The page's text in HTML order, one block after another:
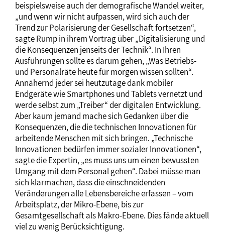
beispielsweise auch der demografische Wandel weiter,
„und wenn wir nicht aufpassen, wird sich auch der
Trend zur Polarisierung der Gesellschaft fortsetzen“,
sagte Rump in ihrem Vortrag über „Digitalisierung und
die Konsequenzen jenseits der Technik“. In Ihren
Ausführungen sollte es darum gehen, „Was Betriebs-
und Personalräte heute für morgen wissen sollten“.
Annähernd jeder sei heutzutage dank mobiler
Endgeräte wie Smartphones und Tablets vernetzt und
werde selbst zum „Treiber“ der digitalen Entwicklung.
Aber kaum jemand mache sich Gedanken über die
Konsequenzen, die die technischen Innovationen für
arbeitende Menschen mit sich bringen. „Technische
Innovationen bedürfen immer sozialer Innovationen“,
sagte die Expertin, „es muss uns um einen bewussten
Umgang mit dem Personal gehen“. Dabei müsse man
sich klarmachen, dass die einschneidenden
Veränderungen alle Lebensbereiche erfassen – vom
Arbeitsplatz, der Mikro-Ebene, bis zur
Gesamtgesellschaft als Makro-Ebene. Dies fände aktuell
viel zu wenig Berücksichtigung.